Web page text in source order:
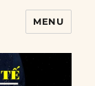
MENU